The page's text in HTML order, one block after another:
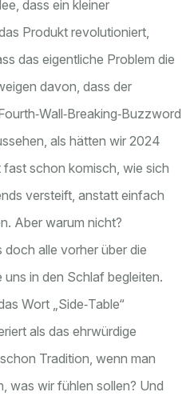
dass ein kleiner
Produkt revolutioniert,
das eigentliche Problem die
davon, dass der
als hätten wir 2024
schon komisch, wie sich
versteift, anstatt einfach
Aber warum nicht?
alle vorher über die
uns in den Schlaf begleiten.
Wort „Side‑Table“
als das ehrwürdige
Tradition, wenn man
was wir fühlen sollen? Und